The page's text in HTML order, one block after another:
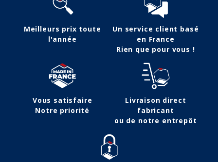
Meilleurs prix toute
l'année
Un service client basé
en France
Rien que pour vous !
Vous satisfaire
Notre priorité
Livraison direct
fabricant
ou de notre entrepôt